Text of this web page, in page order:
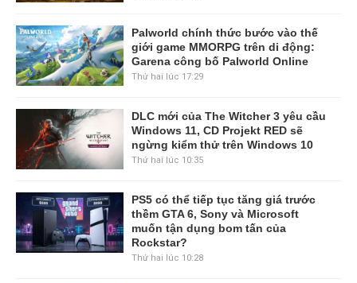
Palworld chính thức bước vào thế
giới game MMORPG trên di động:
Garena công bố Palworld Online
Thứ hai lúc 17:29
DLC mới của The Witcher 3 yêu cầu
Windows 11, CD Projekt RED sẽ
ngừng kiểm thử trên Windows 10
Thứ hai lúc 10:35
PS5 có thể tiếp tục tăng giá trước
thềm GTA 6, Sony và Microsoft
muốn tận dụng bom tấn của
Rockstar?
Thứ hai lúc 10:28